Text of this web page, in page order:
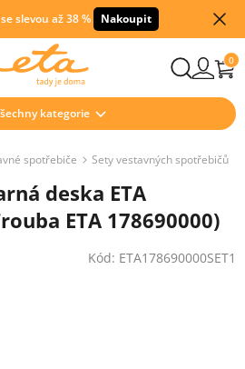
slevou až 38 % Nakoupit
0
kategorie
spotřebiče Sety vestavných spotřebičů
deska ETA
ETA 178690000)
Kód: ETA178690000SET1